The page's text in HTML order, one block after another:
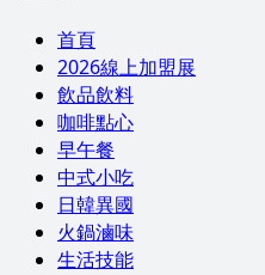
首頁
2026線上加盟展
飲品飲料
咖啡點心
早午餐
中式小吃
日韓異國
火鍋滷味
生活技能